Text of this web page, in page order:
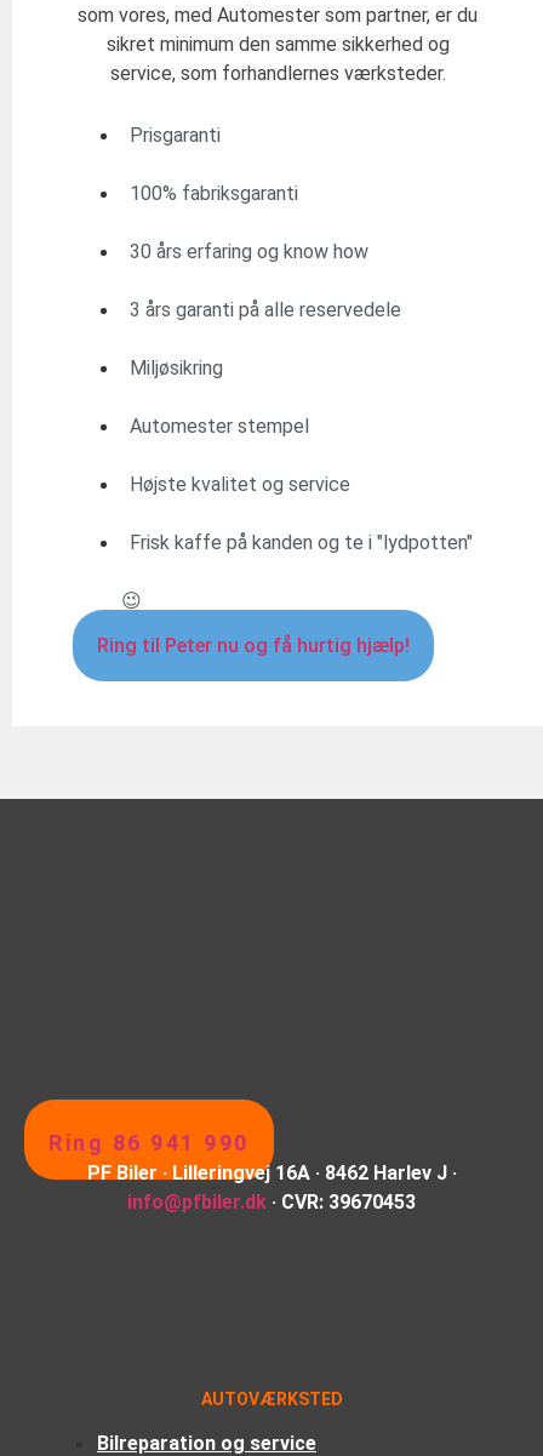
som vores, med Automester som partner, er du
sikret minimum den samme sikkerhed og
service, som forhandlernes værksteder.
Prisgaranti
100% fabriksgaranti
30 års erfaring og know how
3 års garanti på alle reservedele
Miljøsikring
Automester stempel
Højste kvalitet og service
Frisk kaffe på kanden og te i "lydpotten"
😉
Ring til Peter nu og få hurtig hjælp!
Ring 86 941 990
PF Biler · Lilleringvej 16A · 8462 Harlev J ·
info@pfbiler.dk · CVR: 39670453
AUTOVÆRKSTED
Bilreparation og service